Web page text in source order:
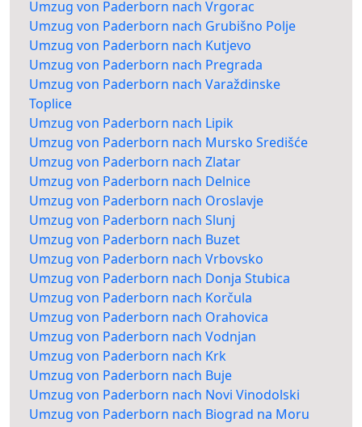
Umzug von Paderborn nach Vrgorac
Umzug von Paderborn nach Grubišno Polje
Umzug von Paderborn nach Kutjevo
Umzug von Paderborn nach Pregrada
Umzug von Paderborn nach Varaždinske
Toplice
Umzug von Paderborn nach Lipik
Umzug von Paderborn nach Mursko Središće
Umzug von Paderborn nach Zlatar
Umzug von Paderborn nach Delnice
Umzug von Paderborn nach Oroslavje
Umzug von Paderborn nach Slunj
Umzug von Paderborn nach Buzet
Umzug von Paderborn nach Vrbovsko
Umzug von Paderborn nach Donja Stubica
Umzug von Paderborn nach Korčula
Umzug von Paderborn nach Orahovica
Umzug von Paderborn nach Vodnjan
Umzug von Paderborn nach Krk
Umzug von Paderborn nach Buje
Umzug von Paderborn nach Novi Vinodolski
Umzug von Paderborn nach Biograd na Moru